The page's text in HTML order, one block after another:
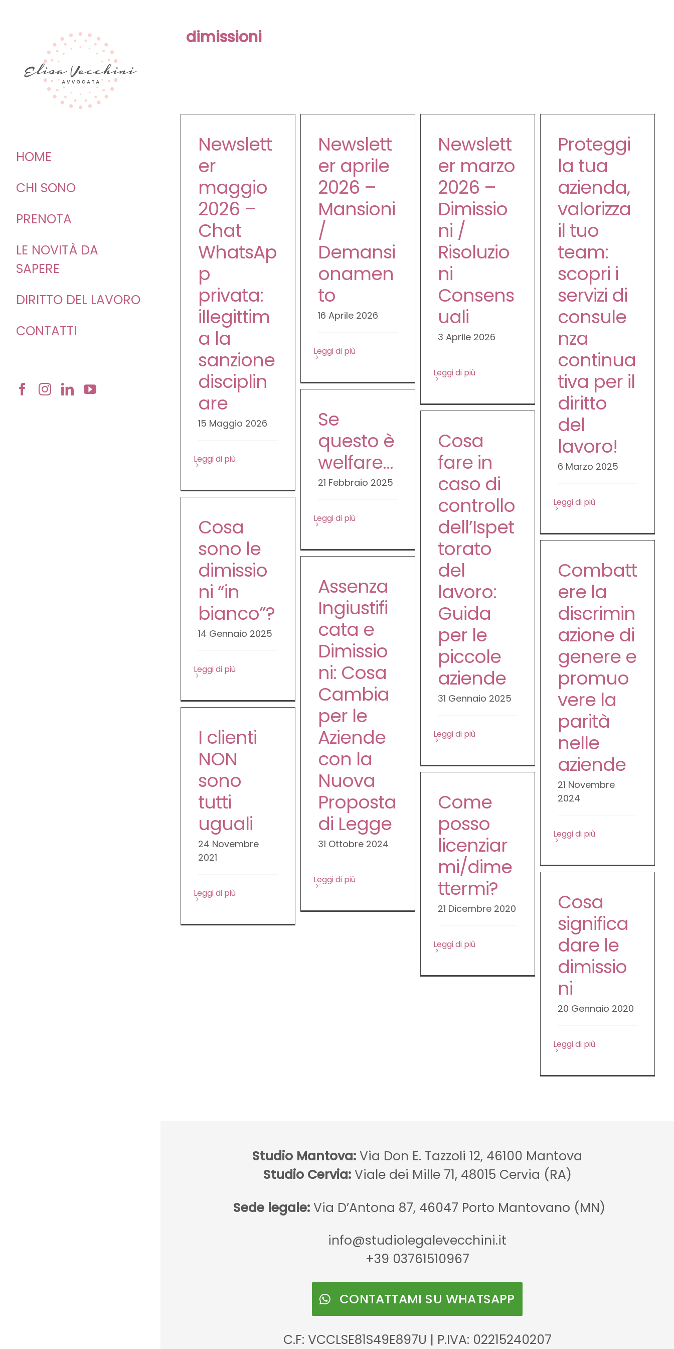
content
HOME
CHI SONO
PRENOTA
LE NOVITÀ DA
SAPERE
DIRITTO DEL LAVORO
CONTATTI
dimissioni
Newslett
er
maggio
2026 –
Chat
WhatsAp
p
privata:
illegittim
a la
sanzione
disciplin
are
15 Maggio 2026
Leggi di più
Newslett
er aprile
2026 –
Mansioni
/
Demansi
onamen
to
16 Aprile 2026
Leggi di più
Newslett
er marzo
2026 –
Dimissio
ni /
Risoluzio
ni
Consens
uali
3 Aprile 2026
Leggi di più
Proteggi
la tua
azienda,
valorizza
il tuo
team:
scopri i
servizi di
consule
nza
continua
tiva per il
diritto
del
lavoro!
6 Marzo 2025
Leggi di più
Se
questo è
welfare…
21 Febbraio 2025
Leggi di più
Cosa
fare in
caso di
controllo
dell’Ispet
torato
del
lavoro:
Guida
per le
piccole
aziende
31 Gennaio 2025
Leggi di più
Cosa
sono le
dimissio
ni “in
bianco”?
14 Gennaio 2025
Leggi di più
Combatt
ere la
discrimin
azione di
genere e
promuo
vere la
parità
nelle
aziende
21 Novembre
2024
Leggi di più
Assenza
Ingiustifi
cata e
Dimissio
ni: Cosa
Cambia
per le
Aziende
con la
Nuova
Proposta
di Legge
31 Ottobre 2024
Leggi di più
I clienti
NON
sono
tutti
uguali
24 Novembre
2021
Leggi di più
Come
posso
licenziar
mi/dime
ttermi?
21 Dicembre 2020
Leggi di più
Cosa
significa
dare le
dimissio
ni
20 Gennaio 2020
Leggi di più
Studio Mantova: Via Don E. Tazzoli 12, 46100 Mantova
Studio Cervia:Viale dei Mille 71, 48015 Cervia (RA)
Sede legale: Via D’Antona 87, 46047 Porto Mantovano (MN)
info@studiolegalevecchini.it
+39 03761510967
CONTATTAMI SU WHATSAPP
C.F: VCCLSE81S49E897U | P.IVA: 02215240207